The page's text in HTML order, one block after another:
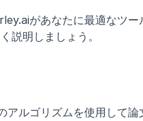
があなたに最適なツ
説明しましょう。
アルゴリズムを使用して